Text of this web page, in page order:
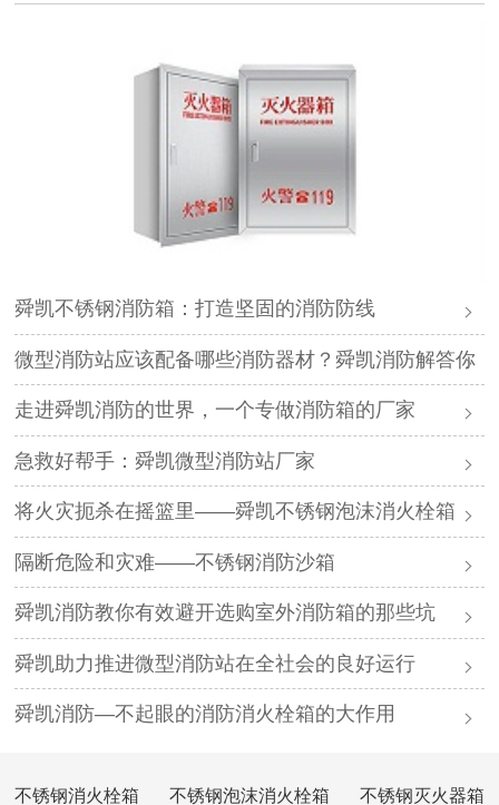
舜凯不锈钢消防箱：打造坚固的消防防线
微型消防站应该配备哪些消防器材？舜凯消防解答你
走进舜凯消防的世界，一个专做消防箱的厂家
急救好帮手：舜凯微型消防站厂家
将火灾扼杀在摇篮里——舜凯不锈钢泡沫消火栓箱
隔断危险和灾难——不锈钢消防沙箱
舜凯消防教你有效避开选购室外消防箱的那些坑
舜凯助力推进微型消防站在全社会的良好运行
舜凯消防—不起眼的消防消火栓箱的大作用
不锈钢消火栓箱 不锈钢泡沫消火栓箱 不锈钢灭火器箱